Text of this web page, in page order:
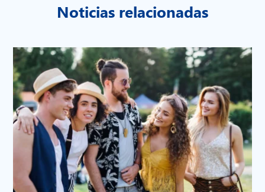
Noticias relacionadas